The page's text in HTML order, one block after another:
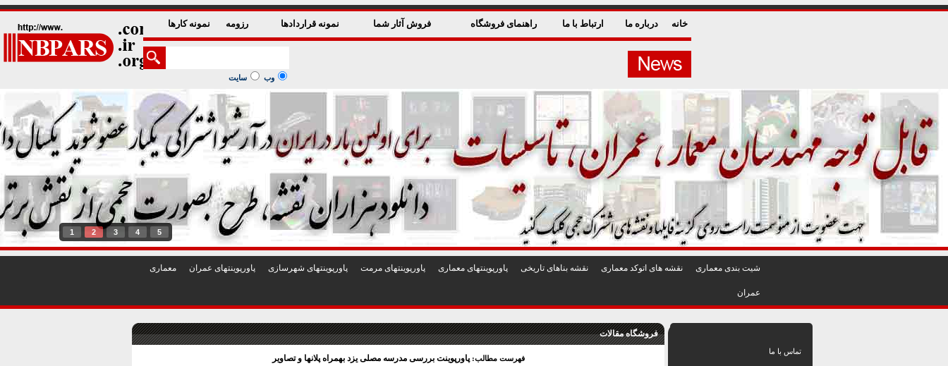
خانه درباره ما ارتباط با ما راهنمای فروشگاه فروش آثار شما نمونه قراردادها رزومه نمونه کارها
وب سایت
1 2 3 4 5
شيت بندی معماری نقشه های اتوکد معماری نقشه بناهای تاريخی پاورپوينتهای معماری پاورپوينتهای مرمت پاورپوينتهای شهرسازی پاورپوينتهای عمران معماری
عمران
فروشگاه مقالات
فهرست مطالب: پاورپوینت بررسی مدرسه مصلی یزد بهمراه پلانها و تصاویر
تماس با ما